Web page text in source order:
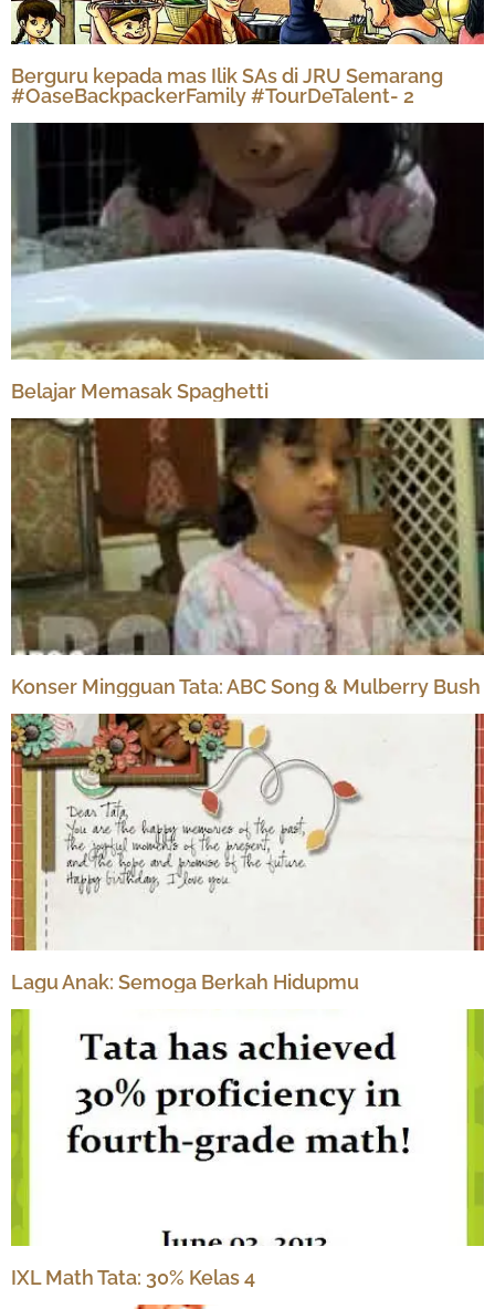
Berguru kepada mas Ilik SAs di JRU Semarang
#OaseBackpackerFamily #TourDeTalent- 2
Belajar Memasak Spaghetti
Konser Mingguan Tata: ABC Song & Mulberry Bush
Lagu Anak: Semoga Berkah Hidupmu
IXL Math Tata: 30% Kelas 4